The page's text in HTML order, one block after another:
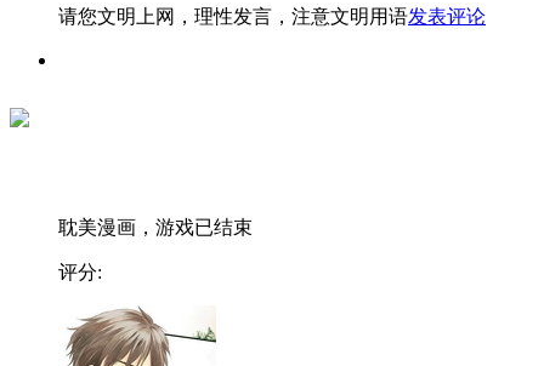
请您文明上网，理性发言，注意文明用语发表评论
耽美漫画，游戏已结束
评分: